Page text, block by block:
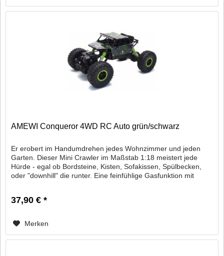
AMEWI Conqueror 4WD RC Auto grün/schwarz
Er erobert im Handumdrehen jedes Wohnzimmer und jeden
Garten. Dieser Mini Crawler im Maßstab 1:18 meistert jede
Hürde - egal ob Bordsteine, Kisten, Sofakissen, Spülbecken,
oder "downhill" die runter. Eine feinfühlige Gasfunktion mit
37,90 € *
Merken